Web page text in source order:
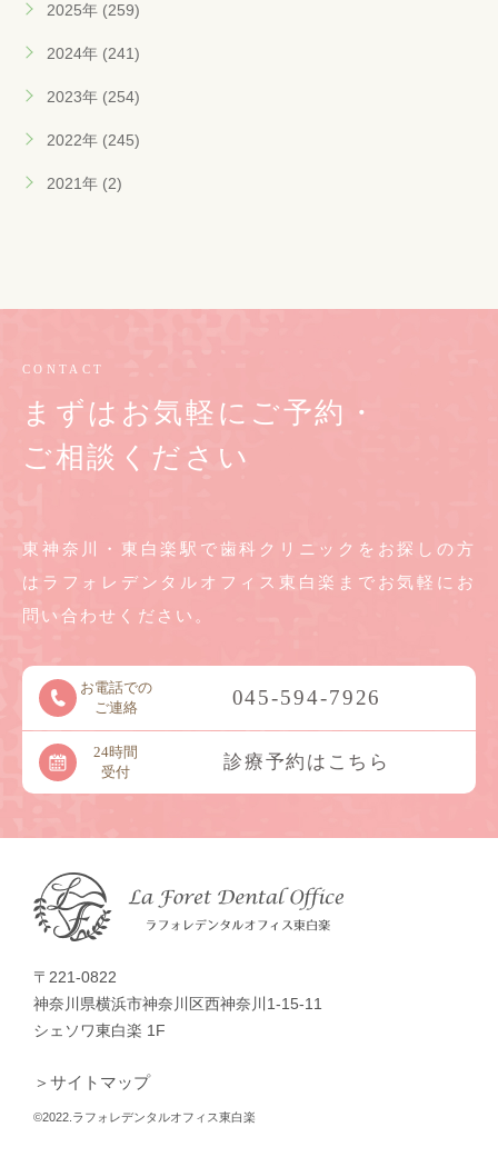
2025年 (259)
2024年 (241)
2023年 (254)
2022年 (245)
2021年 (2)
CONTACT
まずはお気軽にご予約・
ご相談ください
東神奈川・東白楽駅で歯科クリニックをお探しの方
は ラフォレデンタルオフィス東白楽までお気軽に お
問い合わせください。
お電話での
ご連絡
045-594-7926
24時間
受付
診療予約はこちら
〒221-0822
神奈川県横浜市神奈川区西神奈川1-15-11
シェソワ東白楽 1F
＞サイトマップ
©2022.ラフォレデンタルオフィス東白楽